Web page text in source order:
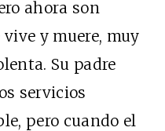
ahora son
y muere, muy
Su padre
servicios
pero cuando el